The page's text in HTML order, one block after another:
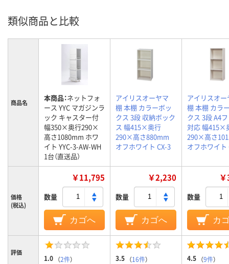
類似商品と比較
商品名 本商品：ネットフォ
ース YYC マガジンラ
ック キャスター付
幅350×奥行290×
高さ1080mm ホワ
イト YYC-3-AW-WH
1台（直送品）
アイリスオーヤマ
棚 本棚 カラーボッ
クス 3段 収納ボック
ス 幅415×奥行
290×高さ880mm
オフホワイト CX-3
アイリスオー
棚 本棚 カラ
クス 3段 A4
対応 幅415×
290×高さ
オフホワイト
価格
(税込)
￥11,795
数量
カゴへ
￥2,230
数量
カゴへ
数量
カ
評価
1.0 （2件） 3.5 （16件） 4.5 （9件）